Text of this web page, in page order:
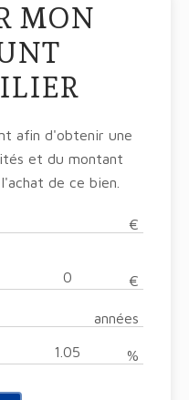
MON
afin d'obtenir une
et du montant
de ce bien.
€
€
années
%